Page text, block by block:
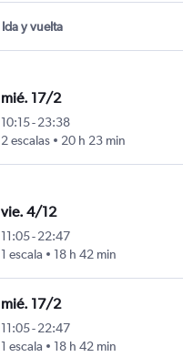
Ida y vuelta
mié. 17/2
10:15-23:38
2 escalas
20 h 23 min
vie. 4/12
11:05-22:47
1 escala
18 h 42 min
mié. 17/2
11:05-22:47
1 escala
18 h 42 min